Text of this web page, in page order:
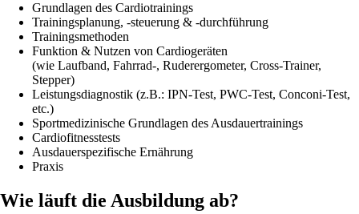
Grundlagen des Cardiotrainings
Trainingsplanung, -steuerung & -durchführung
Trainingsmethoden
Funktion & Nutzen von Cardiogeräten
(wie Laufband, Fahrrad-, Ruderergometer, Cross-Trainer,
Stepper)
Leistungsdiagnostik (z.B.: IPN-Test, PWC-Test, Conconi-Test,
etc.)
Sportmedizinische Grundlagen des Ausdauertrainings
Cardiofitnesstests
Ausdauerspezifische Ernährung
Praxis
Wie läuft die Ausbildung ab?